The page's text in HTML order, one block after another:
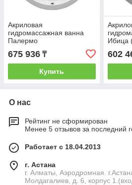
Акриловая
гидромассажная ванна
Палермо
Общий массаж, спина,
ноги. 1 Marka. Россия
675 936 ₸
Купить
Ибица
Marka.
602
О нас
Рейтинг не сформирован
Менее 5 отзывов за последний
Работает с 18.04.2013
г. Астана
г. Алматы, Аэродромная.
Молдагалиев, д. 6, корпус